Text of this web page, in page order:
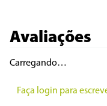
Avaliações
Carregando…
Faça login para